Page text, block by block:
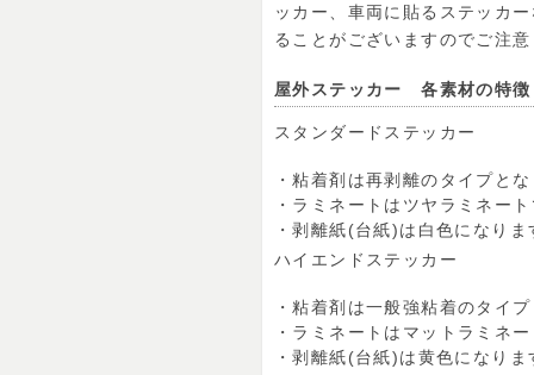
ッカー、車両に貼るステッカ
ることがございますのでご注
屋外ステッカー 各素材の特徴
スタンダードステッカー
・粘着剤は再剥離のタイプと
・ラミネートはツヤラミネー
・剥離紙(台紙)は白色になりま
ハイエンドステッカー
・粘着剤は一般強粘着のタイ
・ラミネートはマットラミネ
・剥離紙(台紙)は黄色になりま